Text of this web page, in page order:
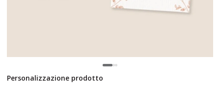
Personalizzazione prodotto